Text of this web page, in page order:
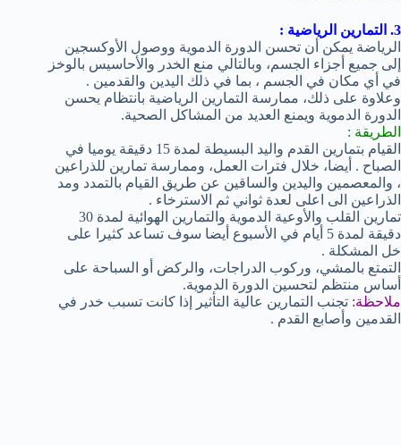
3. التمارين الرياضية :
الرياضة يمكن أن تحسن الدورة الدموية ووصول الأوكسجين
إلى جميع أجزاء الجسم، وبالتالي منع الخدر والأحاسيس بالوخز
في أي مكان في الجسم ، بما في ذلك اليدين والقدمين .
وعلاوة على ذلك، ممارسة التمارين الرياضية بانتظام يحسن
الدورة الدموية ويمنع العديد من المشاكل الصحية.
الطريقة :
القيام بتمارين القدم واليد البسيطة لمدة 15 دقيقة يوميا في
الصباح . أيضا، خلال فترات العمل، وممارسة تمارين للذراعين
، والمعصمين واليدين والساقين عن طريق القيام بالتمدد ومد
الذراعين الى اعلى لعدة ثواني ثم الاسترخاء .
تمارين القلب والأوعية الدموية والتمارين الهوائية لمدة 30
دقيقة لمدة 5 أيام في الأسبوع أيضا سوف تساعد كثيرا على
خل المشكلة .
التمتع بالمشي، وركوب الدراجات، والركض أو السباحة على
أساس منتظم لتحسين الدورة الدموية.
ملاحظة: تجنب التمارين عالية التأثير إذا كانت تسبب خدر في
القدمين وأصابع القدم .